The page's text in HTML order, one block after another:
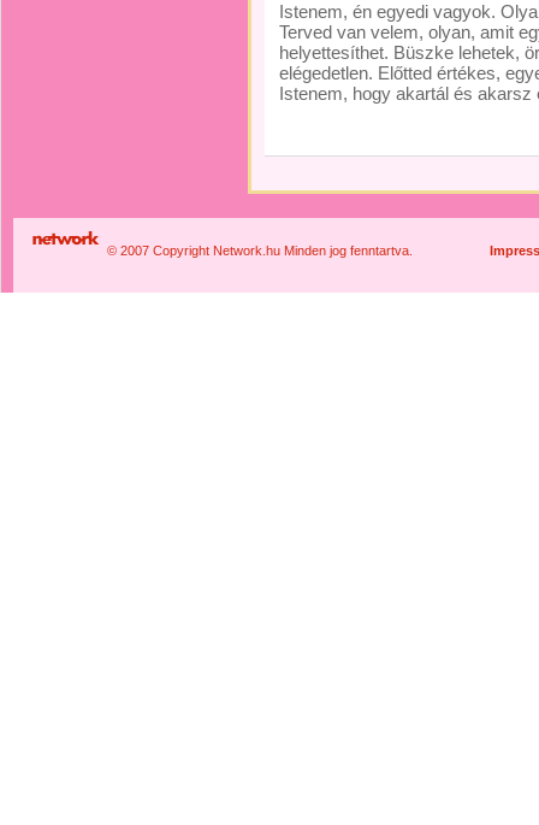
Istenem, én egyedi vagyok.
Terved van velem, olyan, amit
helyettesíthet. Büszke lehetek,
elégedetlen. Előtted értékes,
Istenem, hogy akartál és akarsz
© 2007 Copyright Network.hu Minden jog fenntartva.